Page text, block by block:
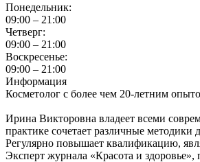
Понедельник:
09:00 – 21:00
Четверг:
09:00 – 21:00
Воскресенье:
09:00 – 21:00
Информация
Косметолог с более чем 20-летним
Ирина Викторовна владеет всеми
практике сочетает различные методики
Регулярно повышает квалификацию,
Эксперт журнала «Красота и